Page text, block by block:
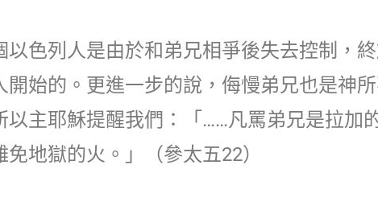
色列人是由於和弟兄相爭後失去控制，
始的。更進一步的說，侮慢弟兄也是神
主耶穌提醒我們：「……凡罵弟兄是拉加
地獄的火。」（參太五22）